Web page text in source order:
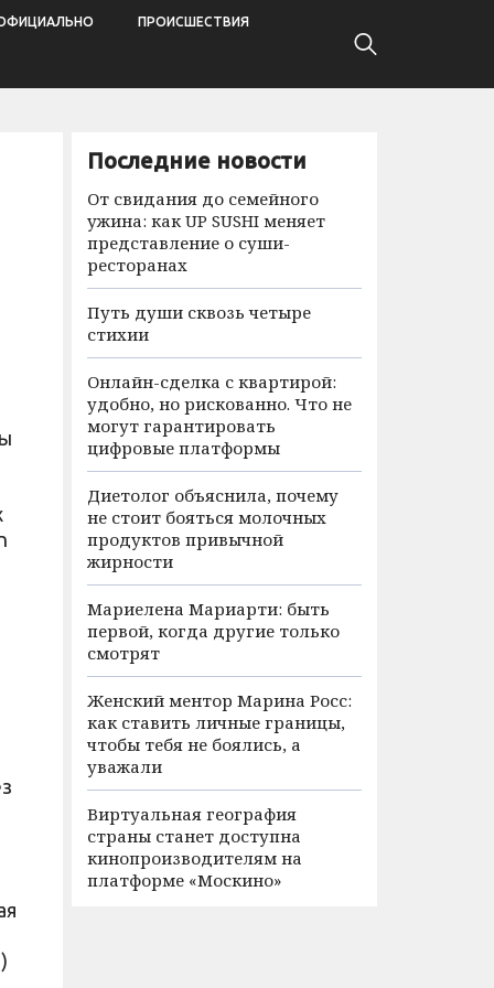
ПРОИСШЕСТВИЯ
Последние новости
От свидания до семейного
ужина: как UP SUSHI меняет
представление о суши-
ресторанах
Путь души сквозь четыре
стихии
Онлайн-сделка с квартирой:
удобно, но рискованно. Что не
могут гарантировать
цифровые платформы
Диетолог объяснила, почему
не стоит бояться молочных
продуктов привычной
жирности
Мариелена Мариарти: быть
первой, когда другие только
смотрят
Женский ментор Марина Росс:
как ставить личные границы,
чтобы тебя не боялись, а
уважали
Виртуальная география
страны станет доступна
кинопроизводителям на
платформе «Москино»